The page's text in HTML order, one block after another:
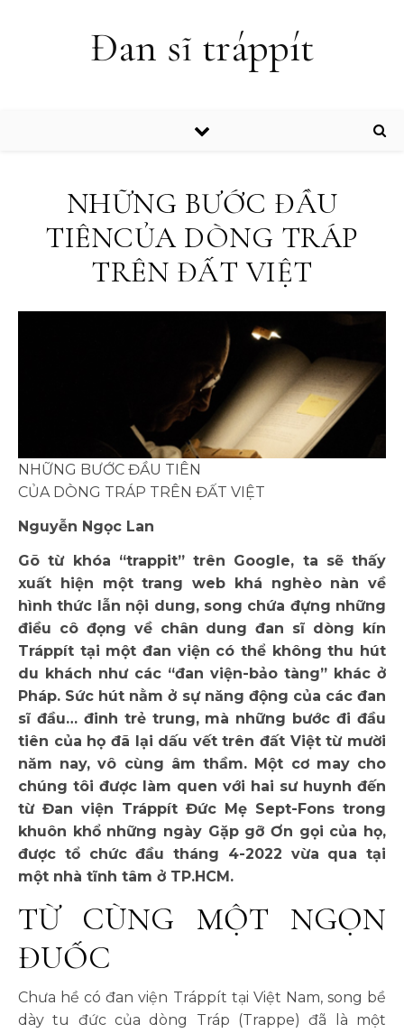
Đan sĩ tráppít
NHỮNG BƯỚC ĐẦU
TIÊNCỦA DÒNG TRÁP
TRÊN ĐẤT VIỆT
NHỮNG BƯỚC ĐẦU TIÊN
CỦA DÒNG TRÁP TRÊN ĐẤT VIỆT
Nguyễn Ngọc Lan
Gõ từ khóa “trappit” trên Google, ta sẽ thấy
xuất hiện một trang web khá nghèo nàn về
hình thức lẫn nội dung, song chứa đựng những
điều cô đọng về chân dung đan sĩ dòng kín
Tráppít tại một đan viện có thể không thu hút
du khách như các “đan viện-bảo tàng” khác ở
Pháp. Sức hút nằm ở sự năng động của các đan
sĩ đầu… đinh trẻ trung, mà những bước đi đầu
tiên của họ đã lại dấu vết trên đất Việt từ mười
năm nay, vô cùng âm thầm. Một cơ may cho
chúng tôi được làm quen với hai sư huynh đến
từ Đan viện Tráppít Đức Mẹ Sept-Fons trong
khuôn khổ những ngày Gặp gỡ Ơn gọi của họ,
được tổ chức đầu tháng 4-2022 vừa qua tại
một nhà tĩnh tâm ở TP.HCM.
TỪ CÙNG MỘT NGỌN
ĐUỐC
Chưa hề có đan viện Tráppít tại Việt Nam, song bề
dày tu đức của dòng Tráp (Trappe) đã là một